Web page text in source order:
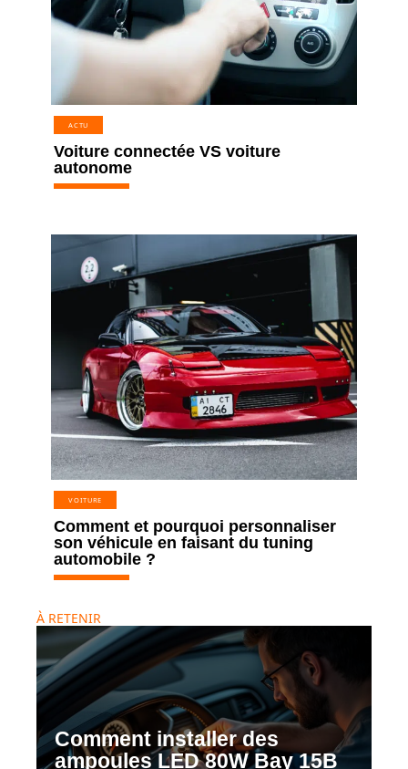
ACTU
Voiture connectée VS voiture
autonome
VOITURE
Comment et pourquoi personnaliser
son véhicule en faisant du tuning
automobile ?
À RETENIR
Comment installer des
ampoules LED 80W Bay 15B